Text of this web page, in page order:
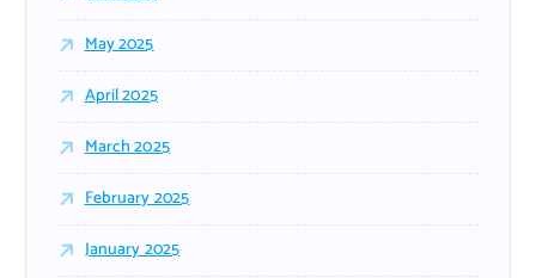
May 2025
April 2025
March 2025
February 2025
January 2025